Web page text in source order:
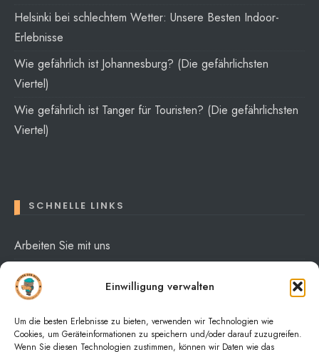
Einwilligung verwalten
Um die besten Erlebnisse zu bieten, verwenden wir Technologien wie
Cookies, um Geräteinformationen zu speichern und/oder darauf zuzugreifen.
Wenn Sie diesen Technologien zustimmen, können wir Daten wie das
Helsinki bei schlechtem Wetter: Unsere Besten Indoor-
Erlebnisse
Wie gefährlich ist Johannesburg? (Die gefährlichsten
Viertel)
Wie gefährlich ist Tanger für Touristen? (Die gefährlichsten
Viertel)
SCHNELLE LINKS
Arbeiten Sie mit uns
Über mich
Datenschutzerklärung